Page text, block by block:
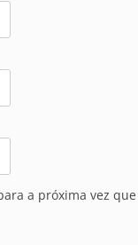
a próxima vez